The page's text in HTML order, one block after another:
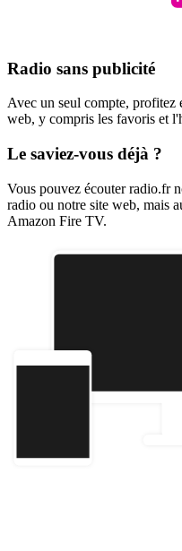
Radio sans publicité
Avec un seul compte, profitez
web, y compris les favoris et
Le saviez-vous déjà ?
Vous pouvez écouter radio.fr
radio ou notre site web, mais
Amazon Fire TV.